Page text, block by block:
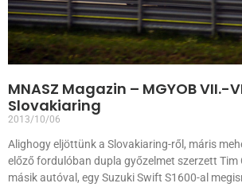
MNASZ Magazin – MGYOB VII.-
Slovakiaring
2013/10/06
Alighogy eljöttünk a Slovakiaring-ről, máris
előző fordulóban dupla győzelmet szerzett Tim
másik autóval, egy Suzuki Swift S1600-al